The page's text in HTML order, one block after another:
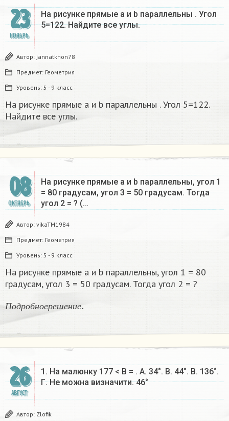
23
НОЯБРЬ
На рисунке прямые a и b параллельны . Угол
5=122. Найдите все углы.
Автор: jannatkhon78
Предмет: Геометрия
Уровень: 5 - 9 класс
На рисунке прямые a и b параллельны . Угол 5=122.
Найдите все углы.
08
ОКТЯБРЬ
На рисунке прямые a и b параллельны, угол 1
= 80 градусам, угол 3 = 50 градусам. Тогда
угол 2 = ? (…
Автор: vikaTM1984
Предмет: Геометрия
Уровень: 5 - 9 класс
На рисунке прямые a и b параллельны, угол 1 = 80
градусам, угол 3 = 50 градусам. Тогда угол 2 = ?
П о д р о б н о е р е ш е н и е
ш
26
АВГУСТ
1. На малюнку 177 < B = . А. 34°. B. 44°. В. 136°.
Г. Не можна визначити. 46°​
Автор: Zlofik